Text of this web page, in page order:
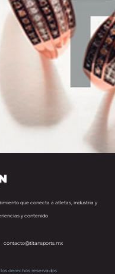
que conecta a atletas, industria y
y contenido
contacto@titansports.mx
derechos reservados